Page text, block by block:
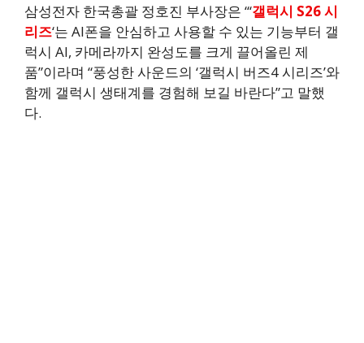
삼성전자 한국총괄 정호진 부사장은 “‘갤럭시 S26 시
리즈‘는 AI폰을 안심하고 사용할 수 있는 기능부터 갤
럭시 AI, 카메라까지 완성도를 크게 끌어올린 제
품”이라며 “풍성한 사운드의 ‘갤럭시 버즈4 시리즈’와
함께 갤럭시 생태계를 경험해 보길 바란다”고 말했
다.